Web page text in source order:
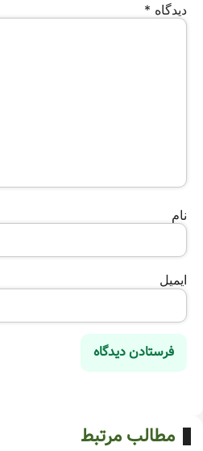
دیدگاه *
نام
ایمیل
مطالب مرتبط